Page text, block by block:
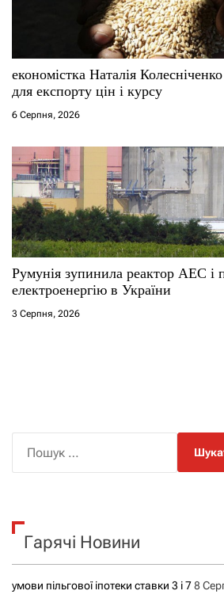
економістка Наталія
для експорту цін і курсу
6 Серпня, 2026
Румунія зупинила реактор АЕС і
електроенергію в України
3 Серпня, 2026
к
Гарячі Новини
умови пільгової іпотеки ставки 3 і 78